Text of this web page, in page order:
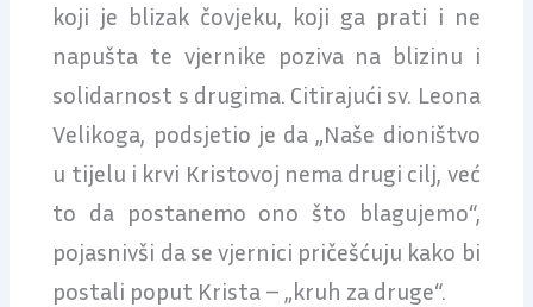
koji je blizak čovjeku, koji ga prati i ne
napušta te vjernike poziva na blizinu i
solidarnost s drugima. Citirajući sv. Leona
Velikoga, podsjetio je da „Naše dioništvo
u tijelu i krvi Kristovoj nema drugi cilj, već
to da postanemo ono što blagujemo“,
pojasnivši da se vjernici pričešćuju kako bi
postali poput Krista – „kruh za druge“.